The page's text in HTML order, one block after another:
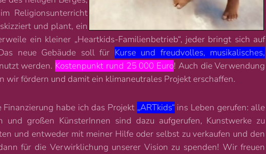
Religionsunterricht
und plant, ein
ein kleiner „Heartkids-Familienbetrieb“, jeder bringt sich auf
neue Gebäude soll für Kurse und freudvolles, musikalisches,
werden. Kostenpunkt rund 25 000 Euro! Auch die Verwendung
wir fördern und damit ein klimaneutrales Projekt erschaffen.
Finanzierung habe ich das Projekt „ARTkids“ins Leben gerufen: alle
und großen KünsterInnen sind dazu aufgerufen, Kunstwerke zu
und entweder mit meiner Hilfe oder selbst zu verkaufen und den
für die Verwirklichung unserer Vision zu spenden! Wir freuen